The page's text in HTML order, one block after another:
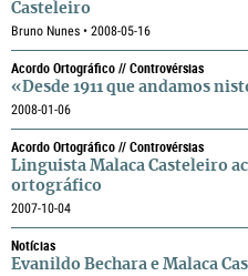
Casteleiro
Bruno Nunes • 2008-05-16
Acordo Ortográfico // Controvérsias
«Desde 1911 que andamos
2008-01-06
Acordo Ortográfico // Controvérsias
Linguista Malaca Casteleiro
ortográfico
2007-10-04
Notícias
Evanildo Bechara e Malaca